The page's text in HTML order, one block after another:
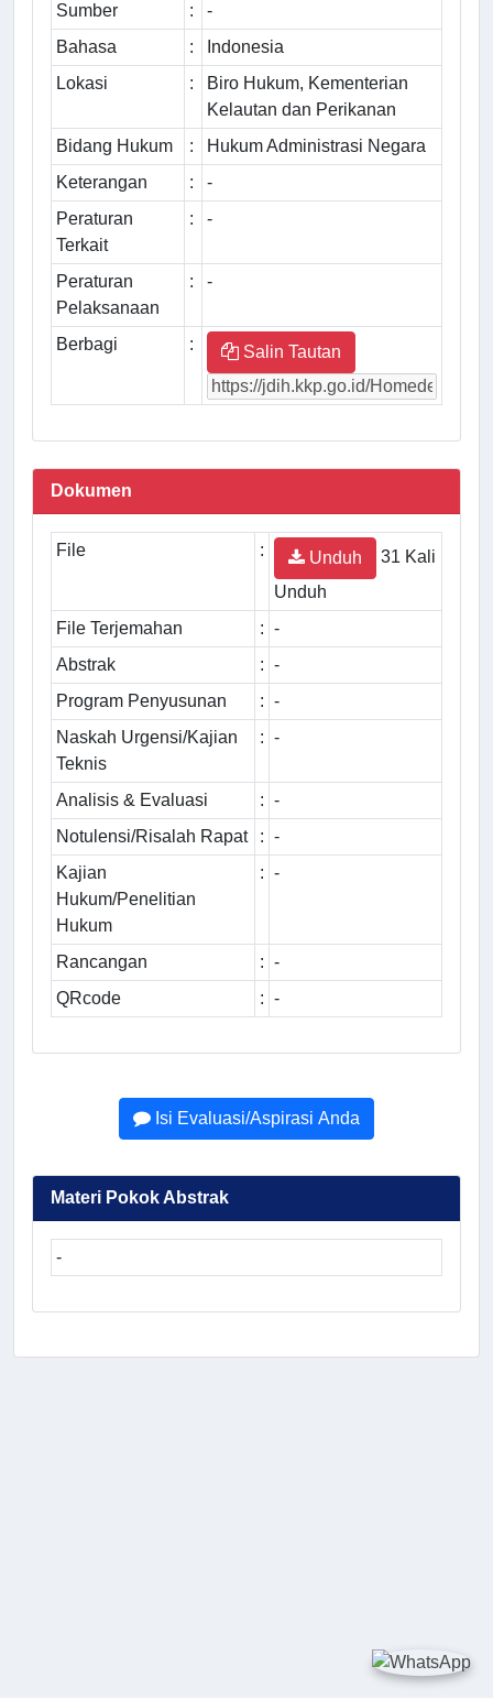
Sumber :
-
Bahasa
:
Indonesia
Lokasi
:
Biro Hukum, Kementerian
Kelautan dan Perikanan
Bidang Hukum
:
Hukum Administrasi Negara
Keterangan
:
-
Peraturan
Terkait
: -
Peraturan
Pelaksanaan
: -
Berbagi : Salin Tautan
Dokumen
File : Unduh
31 Kali
Unduh
File Terjemahan
: -
Abstrak
: -
Program Penyusunan
: -
Naskah Urgensi/Kajian
Teknis
: -
Analisis & Evaluasi : -
Notulensi/Risalah Rapat
: -
Kajian
Hukum/Penelitian
Hukum
: -
Rancangan : -
QRcode
: -
Isi Evaluasi/Aspirasi Anda
Materi Pokok Abstrak
-